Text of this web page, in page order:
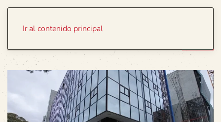
Ir al contenido principal